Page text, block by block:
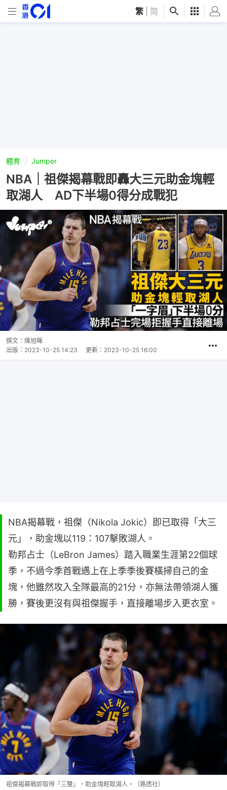
繁 简
體育 Jumper
NBA｜祖傑揭幕戰即轟大三元助金塊輕
取湖人 AD下半場0得分成戰犯
撰文： 陳旭暉
出版： 2023-10-25 14:23 更新： 2023-10-25 16:00
NBA揭幕戰，祖傑（Nikola Jokic）即已取得「大三
元」，助金塊以119：107擊敗湖人。
勒邦占士（LeBron James）踏入職業生涯第22個球
季，不過今季首戰遇上在上季季後賽橫掃自己的金
塊，他雖然攻入全隊最高的21分，亦無法帶領湖人獲
勝，賽後更沒有與祖傑握手，直接離場步入更衣室。
祖傑揭幕戰即取得「三雙」，助金塊輕取湖人。（路透社）